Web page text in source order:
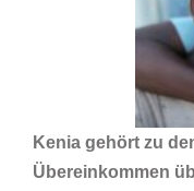
Kenia gehört zu
Übereinkommen